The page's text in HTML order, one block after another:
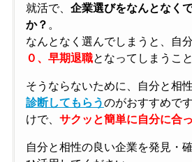
就活で、 企業選びをなんとなく
か？ 。
なんとなく選んでしまうと、自
０、早期退職となってしまうこ
そうならないために、自分と相
診断してもらうのがおすすめで
けで、 サクッと簡単に自分に合
自分と相性の良い企業を発見・